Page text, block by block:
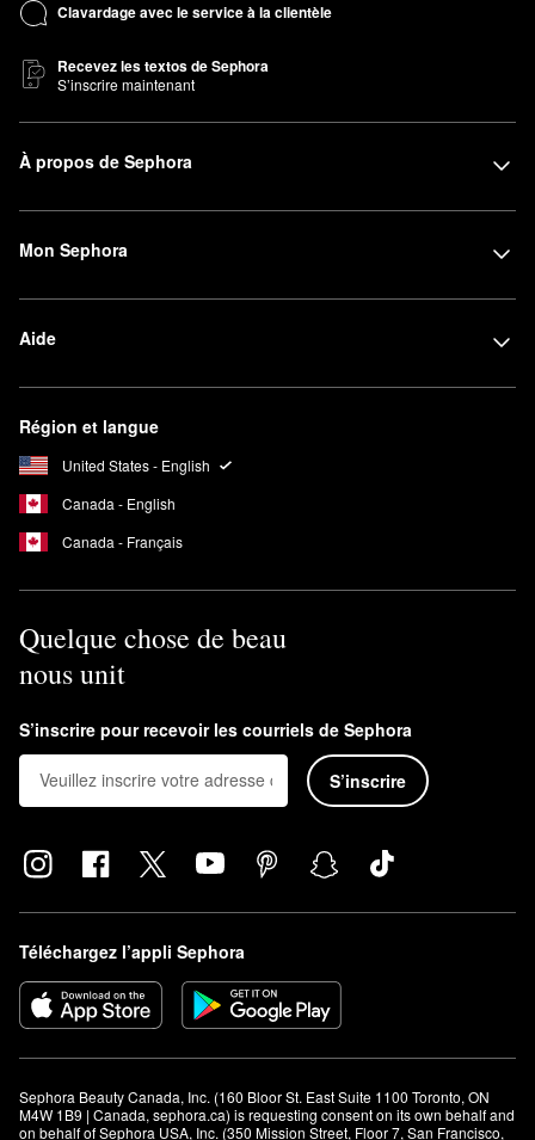
Clavardage avec le service à la clientèle
Recevez les textos de Sephora
S’inscrire maintenant
À propos de Sephora
Mon Sephora
Aide
Région et langue
United States - English
Canada - English
Canada - Français
Quelque chose de beau
nous unit
S’inscrire pour recevoir les courriels de Sephora
S’inscrire
Téléchargez l’appli Sephora
Sephora Beauty Canada, Inc. (160 Bloor St. East Suite 1100 Toronto, ON
M4W 1B9 | Canada, sephora.ca) is requesting consent on its own behalf and
on behalf of Sephora USA, Inc. (350 Mission Street, Floor 7, San Francisco,